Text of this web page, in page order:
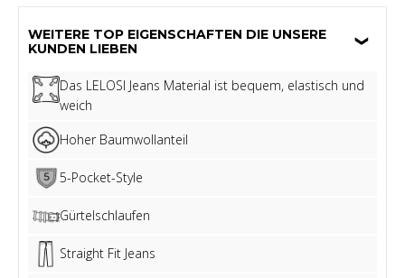
WEITERE TOP EIGENSCHAFTEN DIE UNSERE
KUNDEN LIEBEN
Das LELOSI Jeans Material ist bequem, elastisch und
weich
Hoher Baumwollanteil
5-Pocket-Style
Gürtelschlaufen
Straight Fit Jeans